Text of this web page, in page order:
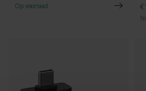
Op voorraad